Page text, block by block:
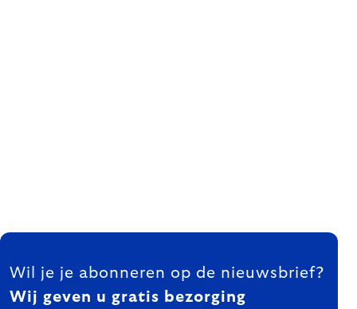
FOOTER
Wil je je abonneren op de nieuwsbrief?
Wij geven u gratis bezorging